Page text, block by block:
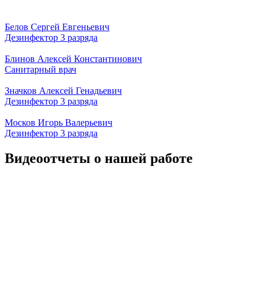
Белов Сергей Евгеньевич
Дезинфектор 3 разряда
Блинов Алексей Константинович
Санитарный врач
Значков Алексей Генадьевич
Дезинфектор 3 разряда
Москов Игорь Валерьевич
Дезинфектор 3 разряда
Видеоотчеты о нашей работе